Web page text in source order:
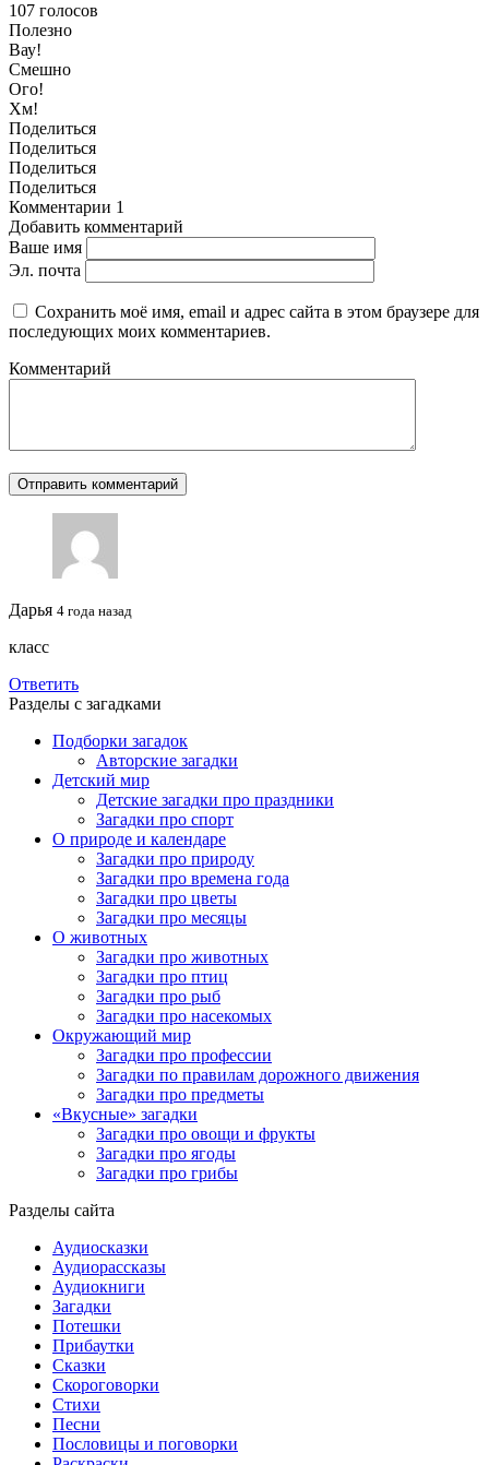
107 голосов
Полезно
Вау!
Смешно
Ого!
Хм!
Поделиться
Поделиться
Поделиться
Поделиться
Комментарии 1
Добавить комментарий
Ваше имя
Эл. почта
Сохранить моё имя, email и адрес сайта в этом браузере для
последующих моих комментариев.
Комментарий
Дарья 4 года назад
класс
Ответить
Разделы с загадками
Подборки загадок
Авторские загадки
Детский мир
Детские загадки про праздники
Загадки про спорт
О природе и календаре
Загадки про природу
Загадки про времена года
Загадки про цветы
Загадки про месяцы
О животных
Загадки про животных
Загадки про птиц
Загадки про рыб
Загадки про насекомых
Окружающий мир
Загадки про профессии
Загадки по правилам дорожного движения
Загадки про предметы
«Вкусные» загадки
Загадки про овощи и фрукты
Загадки про ягоды
Загадки про грибы
Разделы сайта
Аудиосказки
Аудиорассказы
Аудиокниги
Загадки
Потешки
Прибаутки
Сказки
Скороговорки
Стихи
Песни
Пословицы и поговорки